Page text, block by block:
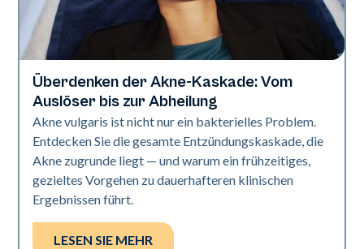
Gesundheit der Haut
Überdenken der Akne-Kaskade: Vom
Auslöser bis zur Abheilung
Akne vulgaris ist nicht nur ein bakterielles Problem.
Entdecken Sie die gesamte Entzündungskaskade, die
Akne zugrunde liegt — und warum ein frühzeitiges,
gezieltes Vorgehen zu dauerhafteren klinischen
Ergebnissen führt.
LESEN SIE MEHR